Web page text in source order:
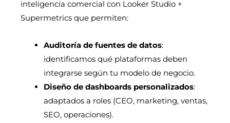
inteligencia comercial con Looker Studio +
Supermetrics que permiten:
Auditoría de fuentes de datos:
identificamos qué plataformas deben
integrarse según tu modelo de negocio.
Diseño de dashboards personalizados:
adaptados a roles (CEO, marketing, ventas,
SEO, operaciones).